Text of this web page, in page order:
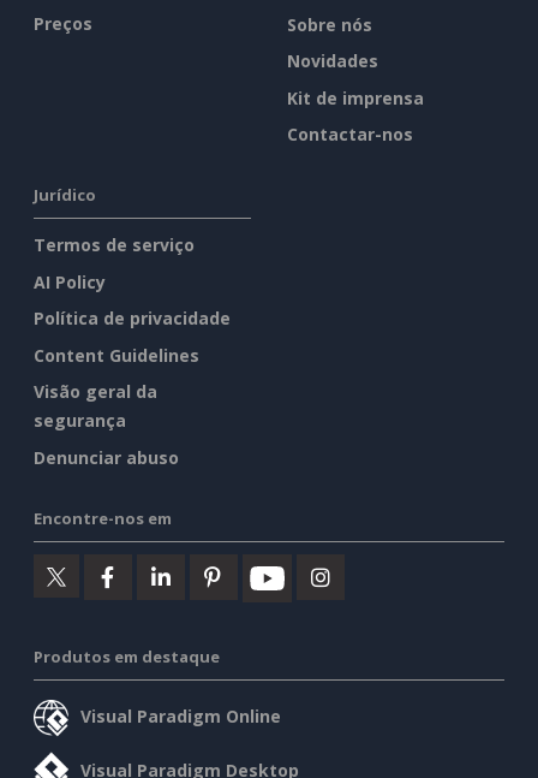
Preços
Sobre nós
Novidades
Kit de imprensa
Contactar-nos
Jurídico
Termos de serviço
AI Policy
Política de privacidade
Content Guidelines
Visão geral da
segurança
Denunciar abuso
Encontre-nos em
Produtos em destaque
Visual Paradigm Online
Visual Paradigm Desktop